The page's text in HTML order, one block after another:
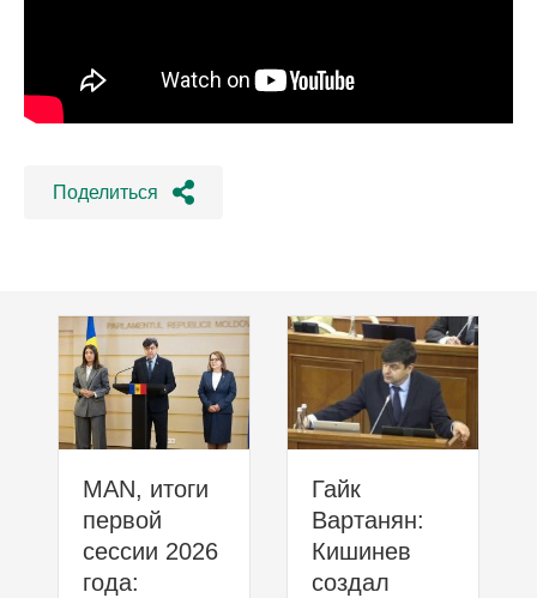
Поделиться
MAN, итоги
первой
сессии 2026
года:
Гайк
Вартанян:
Кишинев
создал